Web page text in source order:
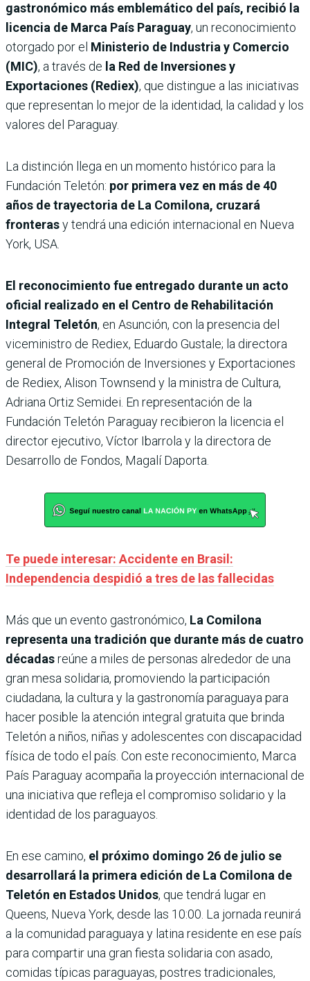
gastronómico más emblemático del país, recibió la
licencia de Marca País Paraguay, un reconocimiento
otorgado por el Ministerio de Industria y Comercio
(MIC), a través de la Red de Inversiones y
Exportaciones (Rediex), que distingue a las iniciativas
que representan lo mejor de la identidad, la calidad y los
valores del Paraguay.
La distinción llega en un momento histórico para la
Fundación Teletón: por primera vez en más de 40
años de trayectoria de La Comilona, cruzará
fronterasy tendrá una edición internacional en Nueva
York, USA.
El reconocimiento fue entregado durante un acto
oficial realizado en el Centro de Rehabilitación
Integral Teletón, en Asunción, con la presencia del
viceministro de Rediex, Eduardo Gustale; la directora
general de Promoción de Inversiones y Exportaciones
de Rediex, Alison Townsend y la ministra de Cultura,
Adriana Ortiz Semidei. En representación de la
Fundación Teletón Paraguay recibieron la licencia el
director ejecutivo, Víctor Ibarrola y la directora de
Desarrollo de Fondos, Magalí Daporta.
Te puede interesar: Accidente en Brasil:
Independencia despidió a tres de las fallecidas
Más que un evento gastronómico, La Comilona
representa una tradición que durante más de cuatro
décadasreúne a miles de personas alrededor de una
gran mesa solidaria, promoviendo la participación
ciudadana, la cultura y la gastronomía paraguaya para
hacer posible la atención integral gratuita que brinda
Teletón a niños, niñas y adolescentes con discapacidad
física de todo el país. Con este reconocimiento, Marca
País Paraguay acompaña la proyección internacional de
una iniciativa que refleja el compromiso solidario y la
identidad de los paraguayos.
En ese camino, el próximo domingo 26 de julio se
desarrollará la primera edición de La Comilona de
Teletón en Estados Unidos, que tendrá lugar en
Queens, Nueva York, desde las 10:00. La jornada reunirá
a la comunidad paraguaya y latina residente en ese país
para compartir una gran fiesta solidaria con asado,
comidas típicas paraguayas, postres tradicionales,